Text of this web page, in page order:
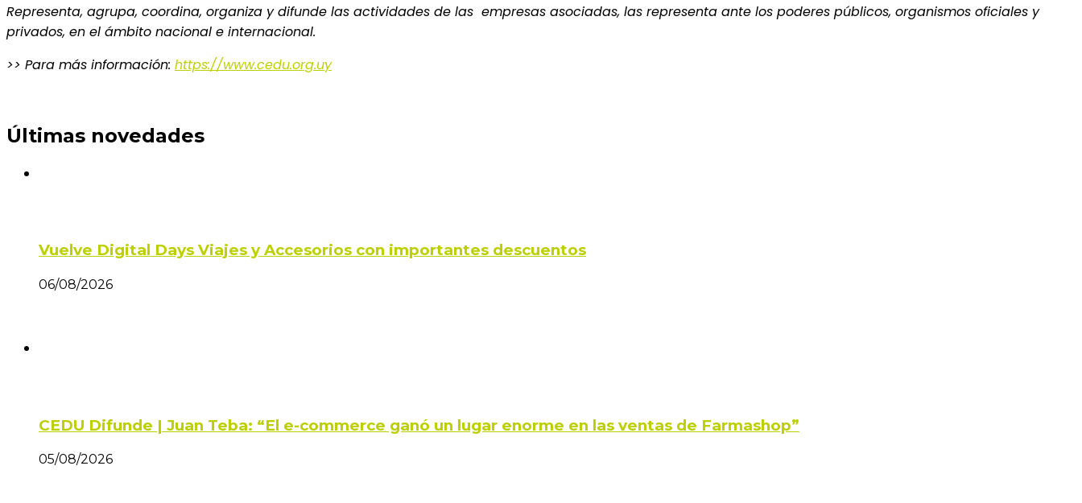
Representa, agrupa, coordina, organiza y difunde las actividades de las empresas asociadas, las representa ante los poderes públicos, organismos oficiales y
privados, en el ámbito nacional e internacional.
>> Para más información: https://www.cedu.org.uy
Últimas novedades
Vuelve Digital Days Viajes y Accesorios con importantes descuentos
06/08/2026
CEDU Difunde | Juan Teba: “El e-commerce ganó un lugar enorme en las ventas de Farmashop”
05/08/2026